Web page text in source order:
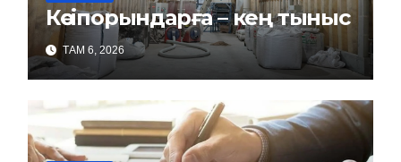
Кәсіпорындарға – кең тыныс
ТАМ 6, 2026